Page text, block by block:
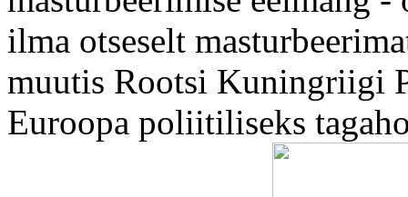
ilma otseselt
muutis Rootsi Kuningriigi
Euroopa poliitiliseks